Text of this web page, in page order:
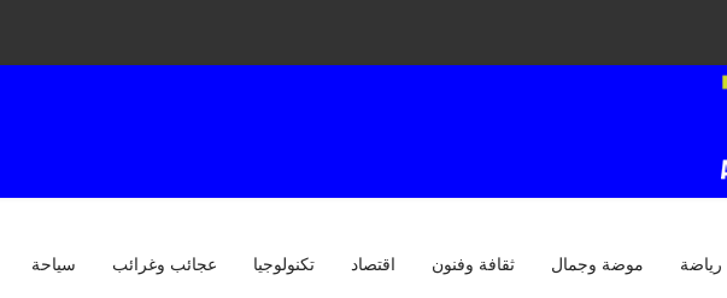
رياضة موضة وجمال ثقافة وفنون اقتصاد تكنولوجيا عجائب وغرائب سياحة